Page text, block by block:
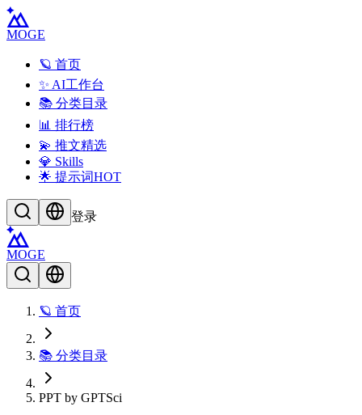
MOGE
🪐 首页
✨ AI工作台
📚 分类目录
📊 排行榜
💫 推文精选
💎 Skills
🌟 提示词HOT
登录
MOGE
🪐 首页
📚 分类目录
PPT by GPTSci